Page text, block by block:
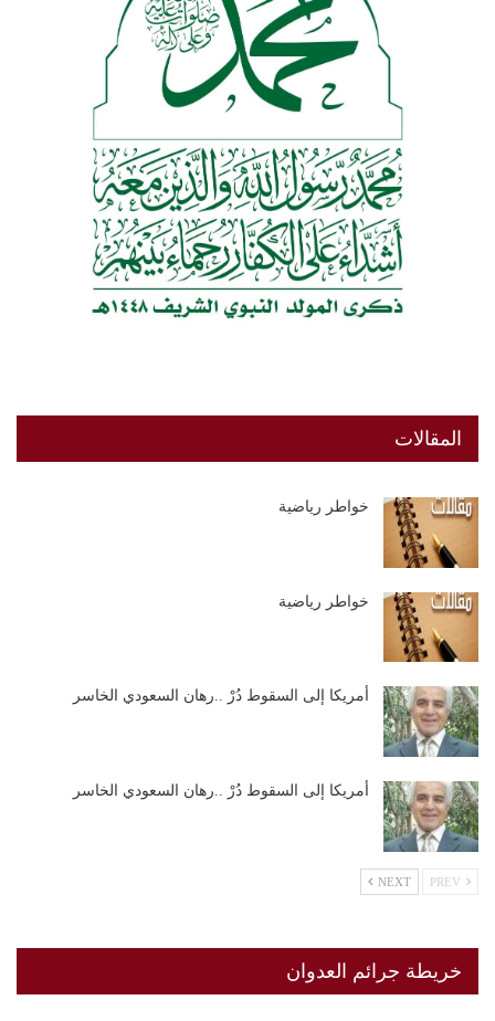
المقالات
خواطر رياضية
خواطر رياضية
أمريكا إلى السقوط دُرْ ..رهان السعودي الخاسر
أمريكا إلى السقوط دُرْ ..رهان السعودي الخاسر
NEXT
خريطة جرائم العدوان